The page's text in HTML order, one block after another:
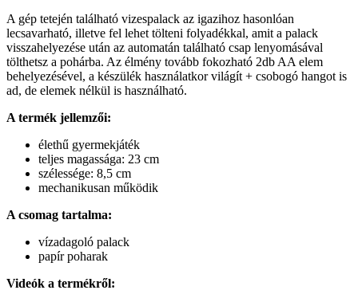
A gép tetején található vizespalack az igazihoz hasonlóan
lecsavarható, illetve fel lehet tölteni folyadékkal, amit a palack
visszahelyezése után az automatán található csap lenyomásával
tölthetsz a pohárba. Az élmény tovább fokozható 2db AA elem
behelyezésével, a készülék használatkor világít + csobogó hangot is
ad, de elemek nélkül is használható.
A termék jellemzői:
élethű gyermekjáték
teljes magassága: 23 cm
szélessége: 8,5 cm
mechanikusan működik
A csomag tartalma:
vízadagoló palack
papír poharak
Videók a termékről: